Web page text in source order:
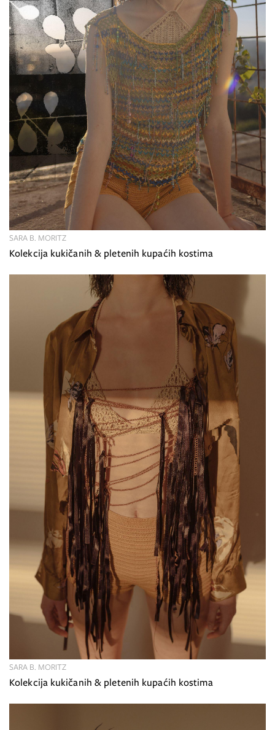
Kolekcija kukičanih & pletenih kupaćih kostima
SARA B. MORITZ
Kolekcija kukičanih & pletenih kupaćih kostima
SARA B. MORITZ